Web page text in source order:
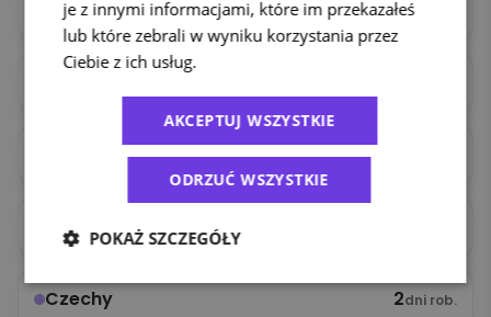
Austria 2dni rob.
Chorwacja
Czechy 2dni rob.
je z innymi informacjami, które im przekazałeś
lub które zebrali w wyniku korzystania przez
Ciebie z ich usług.
AKCEPTUJ WSZYSTKIE
ODRZUĆ WSZYSTKIE
POKAŻ SZCZEGÓŁY